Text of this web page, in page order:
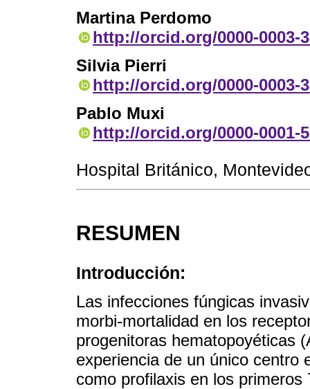
Martina Perdomo
http://orcid.org/0000-0003-
Silvia Pierri
http://orcid.org/0000-0003-
Pablo Muxi
http://orcid.org/0000-0001-
Hospital Británico,
RESUMEN
Introducción:
Las infecciones fúngicas
morbi-mortalidad en los
progenitoras hematopoyéticas
experiencia de un único centro
como profilaxis en los